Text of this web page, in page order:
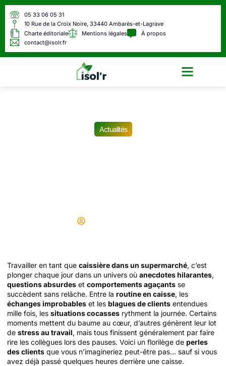
05 33 06 05 31
10 Rue de la Croix Noire, 33440 Ambarès-et-Lagrave
Charte éditoriale
Mentions légales
À propos
contact@isolr.fr
Actualités
Travailler en tant que caissière dans un supermarché, c’est
plonger chaque jour dans un univers où anecdotes hilarantes,
questions absurdes et comportements agaçants se
succèdent sans relâche. Entre la routine en caisse, les
échanges improbables et les blagues de clients entendues
mille fois, les situations cocasses rythment la journée. Certains
moments mettent du baume au cœur, d’autres génèrent leur lot
de stress au travail, mais tous finissent généralement par faire
rire les collègues lors des pauses. Voici un florilège de perles
des clients que vous n’imagineriez peut-être pas… sauf si vous
avez déjà passé quelques heures derrière une caisse.